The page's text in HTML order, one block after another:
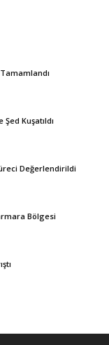
Kuşatıldı
Değerlendirildi
Bölgesi